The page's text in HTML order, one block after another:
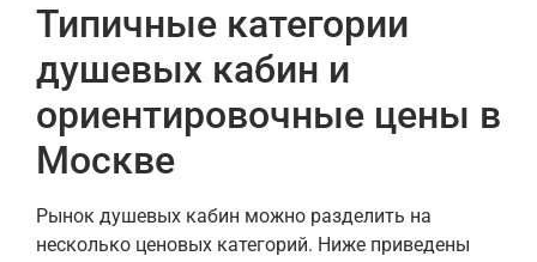
Типичные категории
душевых кабин и
ориентировочные цены в
Москве
Рынок душевых кабин можно разделить на
несколько ценовых категорий. Ниже приведены